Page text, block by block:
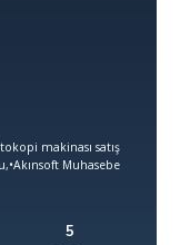
makinası satış
Muhasebe
5